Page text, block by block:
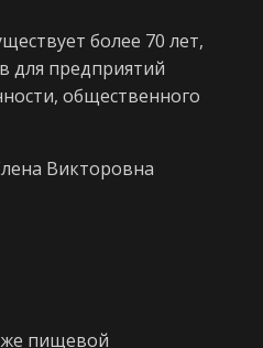
более 70 лет,
для предприятий
общественного
Викторовна
пищевой